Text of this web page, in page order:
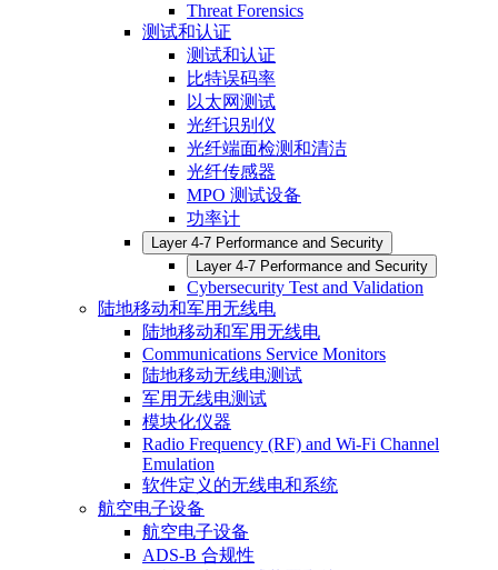
Threat Forensics
测试和认证
测试和认证
比特误码率
以太网测试
光纤识别仪
光纤端面检测和清洁
光纤传感器
MPO 测试设备
功率计
Layer 4-7 Performance and Security
Layer 4-7 Performance and Security
Cybersecurity Test and Validation
陆地移动和军用无线电
陆地移动和军用无线电
Communications Service Monitors
陆地移动无线电测试
军用无线电测试
模块化仪器
Radio Frequency (RF) and Wi-Fi Channel
Emulation
软件定义的无线电和系统
航空电子设备
航空电子设备
ADS-B 合规性